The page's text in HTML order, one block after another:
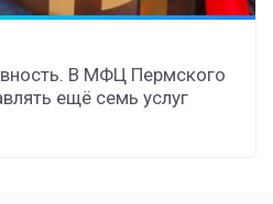
В МФЦ Пермского
ещё семь услуг